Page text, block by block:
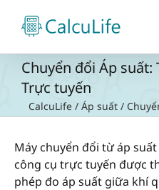
content
Chuyển đổi Áp
Trực tuyến
CalcuLife / Áp suất /
Máy chuyển đổi từ áp
công cụ trực tuyến được
phép đo áp suất giữa khí